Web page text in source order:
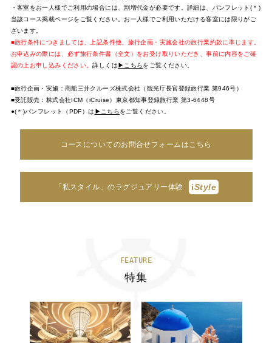
・客室をお一人様でご利用の場合には、割増代金が必要です。詳細は、パンフレット(＊)
当該コース掲載ページをご覧ください。お一人様でご利用いただける客室には限りがご
ざいます。
■旅行条件につきましては、上記条件他、旅行企画・実施会社の旅行業約款に準じます。
お申込みの際には、必ず旅行条件書（全文）をお受け取りいただき、事前に内容をご確
認の上お申し込みください。詳しくは▶こちらをご覧ください。
■旅行企画・実施：商船三井クルーズ株式会社（観光庁長官登録旅行業 第946号）
■受託販売：株式会社ICM（iCruise）東京都知事登録旅行業 第3-6448号
●(＊)パンフレット（PDF）は ▶こちらをご覧ください。
コースについてのお問合せフォームはこちら
「私スタイル」のラグジュアリー体験 iStyle
FEATURE
特集